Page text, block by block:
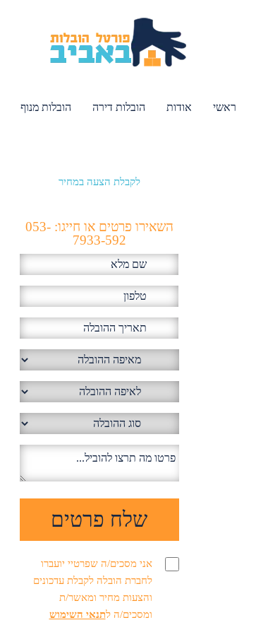
ראשי אודות הובלות דירה הובלות מנוף
לקבלת הצעה במחיר
השאירו פרטים או חייגו: 053-
7933-592
אני מסכים/ה שפרטיי יועברו
לחברת הובלה לקבלת עדכונים
והצעות מחיר ומאשר/ת
ומסכים/ה לתנאי השימוש